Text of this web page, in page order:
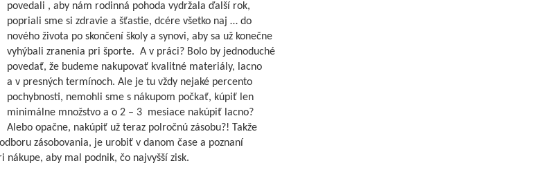
povedali , aby nám rodinná pohoda vydržala ďalší rok,
popriali sme si zdravie a šťastie, dcére všetko naj … do
nového života po skončení školy a synovi, aby sa už konečne
vyhýbali zranenia pri športe. A v práci? Bolo by jednoduché
povedať, že budeme nakupovať kvalitné materiály, lacno
a v presných termínoch. Ale je tu vždy nejaké percento
pochybnosti, nemohli sme s nákupom počkať, kúpiť len
minimálne množstvo a o 2 – 3 mesiace nakúpiť lacno?
Alebo opačne, nakúpiť už teraz polročnú zásobu?! Takže
zásobovania, je urobiť v danom čase a poznaní
nákupe, aby mal podnik, čo najvyšší zisk.